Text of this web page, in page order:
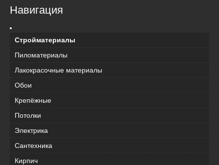
Навигация
Стройматериалы
Пиломатериалы
Лакокрасочные материалы
Обои
Крепёжные
Потолки
Электрика
Сантехника
Кирпич